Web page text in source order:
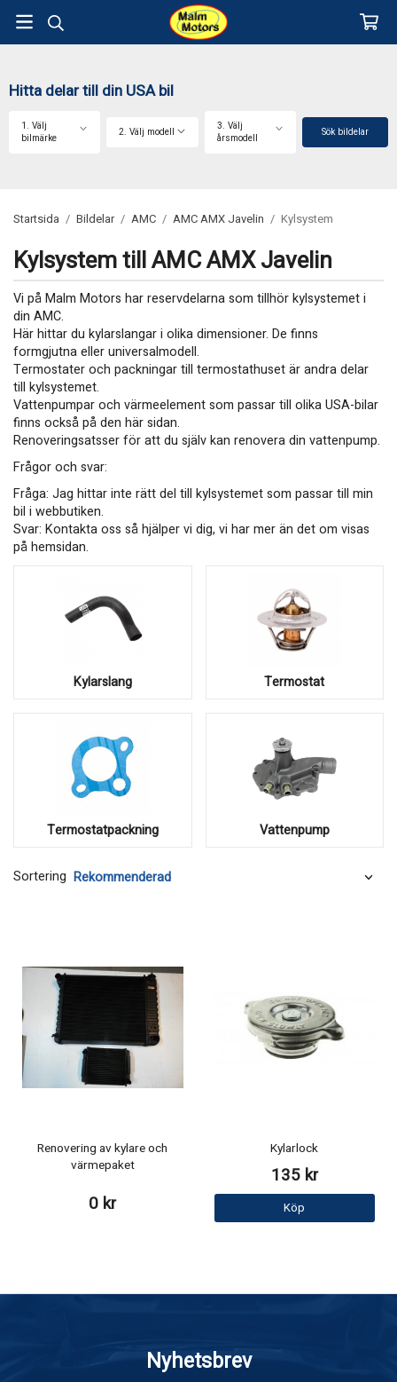
Hitta delar till din USA bil
1. Välj
bilmärke
2. Välj modell
3. Välj
årsmodell
Sök bildelar
Startsida / Bildelar / AMC / AMC AMX Javelin / Kylsystem
Kylsystem till AMC AMX Javelin
Vi på Malm Motors har reservdelarna som tillhör kylsystemet i
din AMC.
Här hittar du kylarslangar i olika dimensioner. De finns
formgjutna eller universalmodell.
Termostater och packningar till termostathuset är andra delar
till kylsystemet.
Vattenpumpar och värmeelement som passar till olika USA-bilar
finns också på den här sidan.
Renoveringsatsser för att du själv kan renovera din vattenpump.
Frågor och svar:
Fråga: Jag hittar inte rätt del till kylsystemet som passar till min
bil i webbutiken.
Svar: Kontakta oss så hjälper vi dig, vi har mer än det om visas
på hemsidan.
Kylarslang Termostat
Termostatpackning Vattenpump
Sortering
Renovering av kylare och
värmepaket
0 kr
Kylarlock
135 kr
Köp
Nyhetsbrev